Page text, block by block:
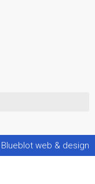
Blueblot web & design